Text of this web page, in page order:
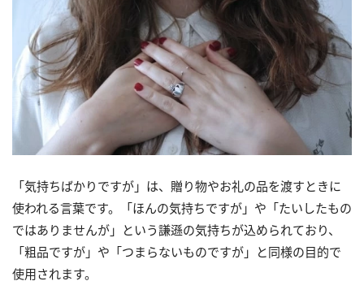
「気持ちばかりですが」は、贈り物やお礼の品を渡すときに
使われる言葉です。「ほんの気持ちですが」や「たいしたもの
ではありませんが」という謙遜の気持ちが込められており、
「粗品ですが」や「つまらないものですが」と同様の目的で
使用されます。